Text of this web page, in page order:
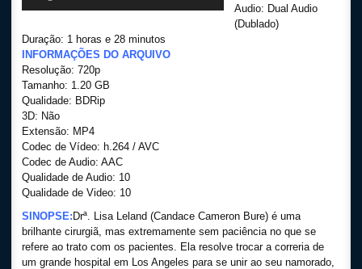
Audio: Dual Audio
(Dublado)
Duração: 1 horas e 28 minutos
INFORMAÇÕES DO ARQUIVO
Resolução: 720p
Tamanho: 1.20 GB
Qualidade: BDRip
3D: Não
Extensão: MP4
Codec de Vídeo: h.264 / AVC
Codec de Audio: AAC
Qualidade de Audio: 10
Qualidade de Video: 10
SINOPSE: Drª. Lisa Leland (Candace Cameron Bure) é uma
brilhante cirurgiã, mas extremamente sem paciência no que se
refere ao trato com os pacientes. Ela resolve trocar a correria de
um grande hospital em Los Angeles para se unir ao seu namorado,